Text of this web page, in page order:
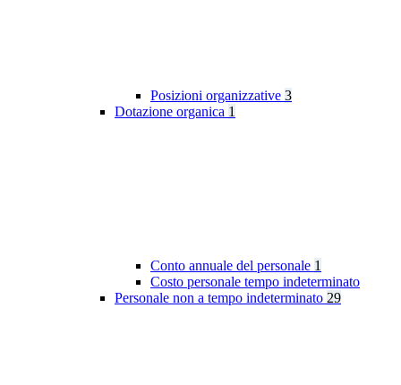
Posizioni organizzative 3
Dotazione organica 1
Conto annuale del personale 1
Costo personale tempo indeterminato
Personale non a tempo indeterminato 29